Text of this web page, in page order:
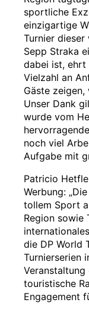
sportliche
einzigartige
Turnier
Sepp Straka
dabei ist, ehrt
Vielzahl an
Gäste
Unser Dank
wurde vom
noch viel
Aufgabe mit
Patricio
Werbung:
tollem Sport
Region sowie
die DP World
Turnierserien
Veranstaltung
touristische
Engagement